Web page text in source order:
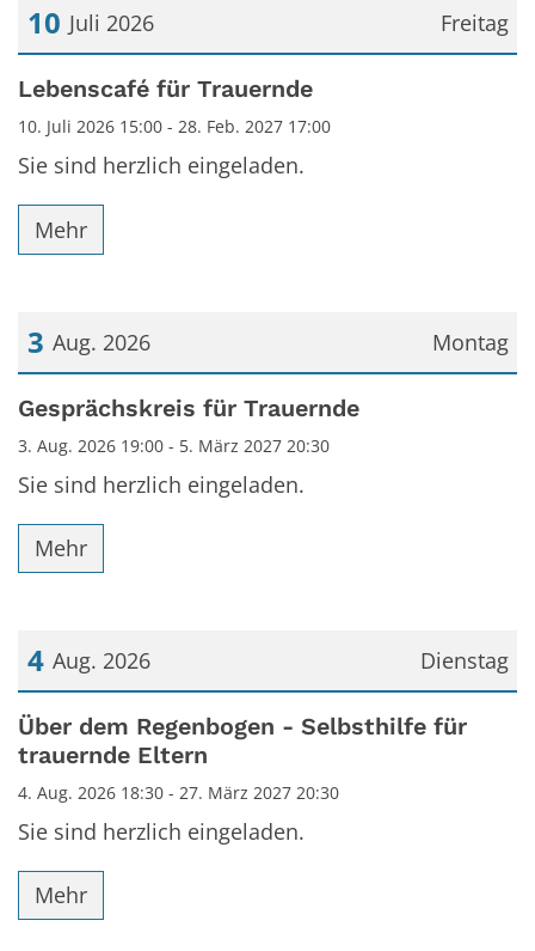
Freitag
10 Juli 2026
Datum: 10. Juli 2026
Lebenscafé für Trauernde
10. Juli 2026 15:00 - 28. Feb. 2027 17:00
Sie sind herzlich eingeladen.
Mehr
Montag
3 Aug. 2026
Datum: 3. August 2026
Gesprächskreis für Trauernde
3. Aug. 2026 19:00 - 5. März 2027 20:30
Sie sind herzlich eingeladen.
Mehr
Dienstag
4 Aug. 2026
Datum: 4. August 2026
Über dem Regenbogen - Selbsthilfe für
trauernde Eltern
4. Aug. 2026 18:30 - 27. März 2027 20:30
Sie sind herzlich eingeladen.
Mehr